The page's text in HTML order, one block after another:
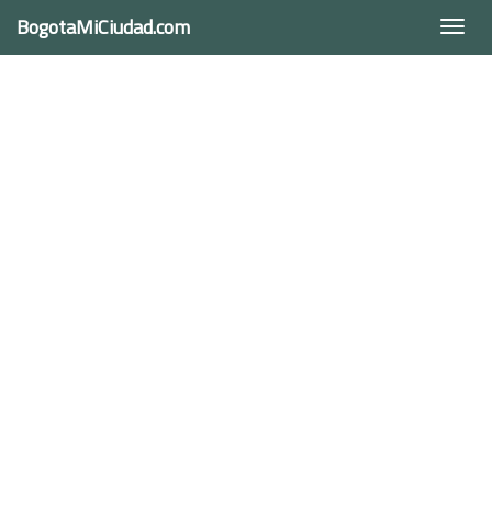
BogotaMiCiudad.com